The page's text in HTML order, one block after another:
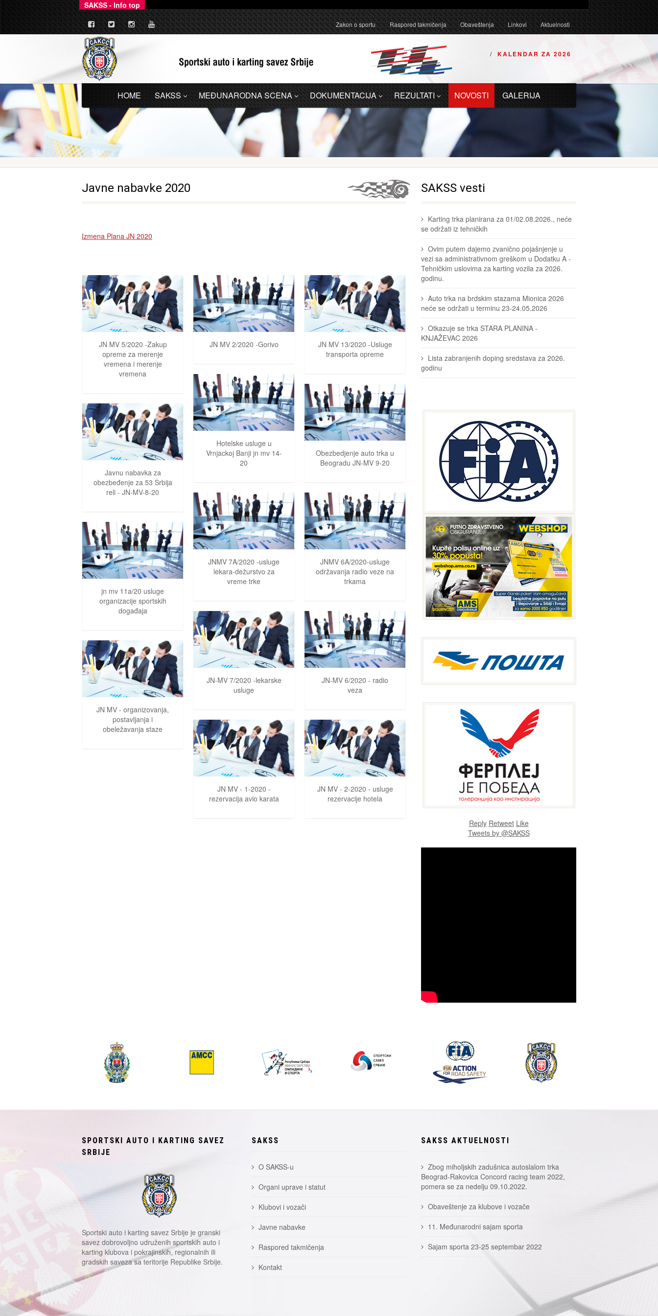
SAKSS - Info top
Zakon o sportu Raspored takmičenja Obaveštenja Linkovi Aktuelnosti
KALENDAR ZA 2026
HOME SAKSS MEĐUNARODNA SCENA DOKUMENTACIJA REZULTATI NOVOSTI GALERIJA
Javne nabavke 2020
Izmena Plana JN 2020
JN MV 5/2020 -Zakup
opreme za merenje
vremena i merenje
vremena
JN MV 2/2020 -Gorivo
JN MV 13/2020 -Usluge
transporta opreme
Hotelske usluge u
Vrnjackoj Banji jn mv 14-
20
Obezbedjenje auto trka u
Beogradu JN-MV 9-20
Javnu nabavka za
obezbeđenje za 53 Srbija
reli - JN-MV-8-20
JNMV 7A/2020 -usluge
lekara-dežurstvo za
vreme trke
JNMV 6A/2020-usluge
održavanja radio veze na
trkama
jn mv 11a/20 usluge
organizacije sportskih
događaja
JN-MV 7/2020 -lekarske
usluge
JN-MV 6/2020 - radio
veza
JN MV - organizovanja,
postavljanja i
obeležavanja staze
JN MV - 1-2020 -
rezervacija avio karata
JN MV - 2-2020 - usluge
rezervacije hotela
SAKSS vesti
Karting trka planirana za 01/02.08.2026., neće
se održati iz tehničkih
Ovim putem dajemo zvanično pojašnjenje u
vezi sa administrativnom greškom u Dodatku A -
Tehničkim uslovima za karting vozila za 2026.
godinu.
Auto trka na brdskim stazama Mionica 2026
neće se održati u terminu 23-24.05.2026
Otkazuje se trka STARA PLANINA -
KNJAŽEVAC 2026
Lista zabranjenih doping sredstava za 2026.
godinu
Reply Retweet Like
Tweets by @SAKSS
SPORTSKI AUTO I KARTING SAVEZ
SRBIJE
Sportski auto i karting savez Srbije je granski
savez dobrovoljno udruženih sportskih auto i
karting klubova i pokrajinskih, regionalnih ili
gradskih saveza sa teritorije Republike Srbije.
SAKSS
O SAKSS-u
Organi uprave i statut
Klubovi i vozači
Javne nabavke
Raspored takmičenja
Kontakt
SAKSS AKTUELNOSTI
Zbog miholjskih zadušnica autoslalom trka
Beograd-Rakovica Concord racing team 2022,
pomera se za nedelju 09.10.2022.
Obaveštenje za klubove i vozače
11. Međunarodni sajam sporta
Sajam sporta 23-25 septembar 2022